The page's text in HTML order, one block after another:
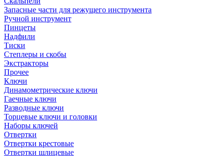
Запасные части для режущего инструмента
Ручной инструмент
Пинцеты
Надфили
Тиски
Степлеры и скобы
Экстракторы
Прочее
Ключи
Динамометрические ключи
Гаечные ключи
Разводные ключи
Торцевые ключи и головки
Наборы ключей
Отвертки
Отвертки крестовые
Отвертки шлицевые